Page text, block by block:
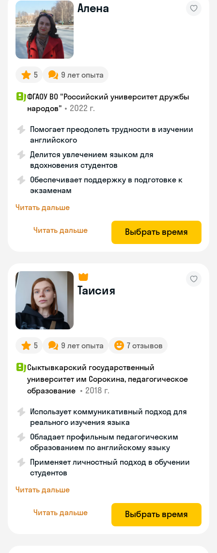
Алена
5 9 лет опыта
ФГАОУ ВО "Российский университет дружбы
народов" • 2022 г.
Помогает преодолеть трудности в изучении
английского
Делится увлечением языком для
вдохновения студентов
Обеспечивает поддержку в подготовке к
экзаменам
Читать дальше
Читать дальше Выбрать время
Таисия
5 9 лет опыта 7 отзывов
Сыктывкарский государственный
университет им Сорокина, педагогическое
образование • 2018 г.
Использует коммуникативный подход для
реального изучения языка
Обладает профильным педагогическим
образованием по английскому языку
Применяет личностный подход в обучении
студентов
Читать дальше
Читать дальше Выбрать время